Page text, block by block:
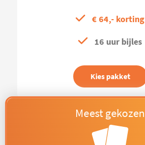
€ 64,- korting
16 uur bijles
Kies pakket